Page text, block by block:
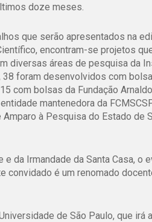
doze meses.
que serão apresentados na
encontram-se projetos
diversas áreas de pesquisa da
38 foram desenvolvidos com
com bolsas da Fundação
mantenedora da
à Pesquisa do Estado de
da Irmandade da Santa Casa, o
convidado é um renomado
de São Paulo, que irá